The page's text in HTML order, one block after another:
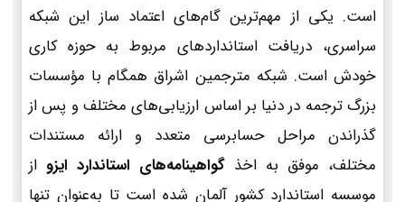
است. یکی از مهم‌ترین گام‌های اعتماد ساز این شبکه
سراسری، دریافت استانداردهای مربوط به حوزه کاری
خودش است. شبکه مترجمین اشراق همگام با مؤسسات
بزرگ ترجمه در دنیا بر اساس ارزیابی‌های مختلف و پس از
گذراندن مراحل حسابرسی متعدد و ارائه مستندات
مختلف، موفق به اخذ گواهینامه‌های استاندارد ایزو از
موسسه استاندارد کشور آلمان شده است تا به‌عنوان تنها